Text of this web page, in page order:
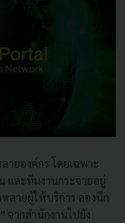
ยองค์กร โดยเฉพาะ
และทีมงานกระจายอยู่
ลายผู้ให้บริการ ลองนึก
จากสำนักงานไปยัง